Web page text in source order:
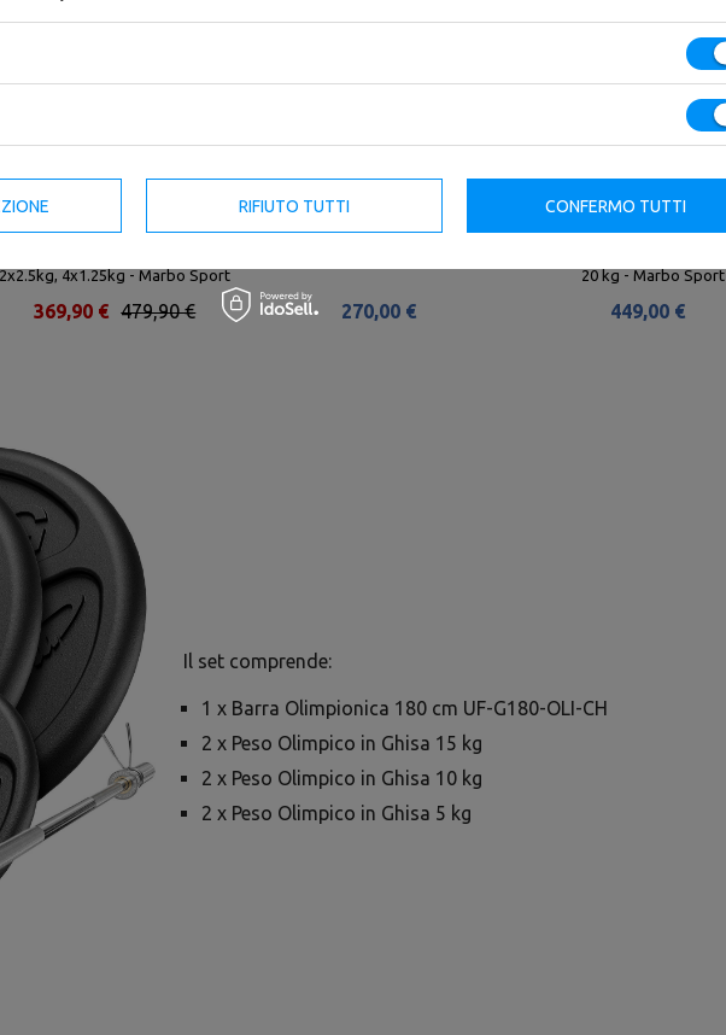
Set 55 kg | Barra olimpionica 180
2x2.5kg, 4x1.25kg - Marbo Sport
479,90 €
369,90 €
Set MW-Bumper - Pesi
270,00 €
Set MW-Bumper - Pesi
20 kg - Marbo Sport
449,00 €
Il set comprende:
1 x Barra Olimpionica 180 cm UF-G180-OLI-CH
2 x Peso Olimpico in Ghisa 15 kg
2 x Peso Olimpico in Ghisa 10 kg
2 x Peso Olimpico in Ghisa 5 kg
RIFIUTO TUTTI CONFERMO TUTTI